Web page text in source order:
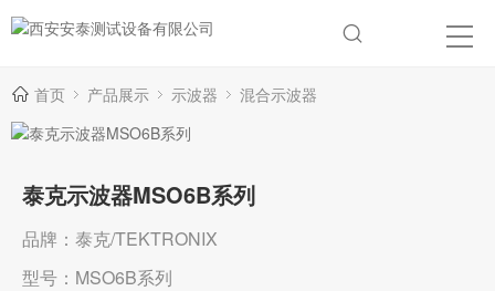
首页 产品展示 示波器 混合示波器
泰克示波器MSO6B系列
品牌：泰克/TEKTRONIX
型号：MSO6B系列